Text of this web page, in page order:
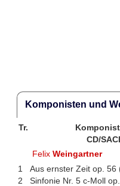
Komponisten und
Tr.
CD/
FelixWeingartner
1
Aus ernster Zeit op. 56
2
Sinfonie Nr. 5 c-Moll